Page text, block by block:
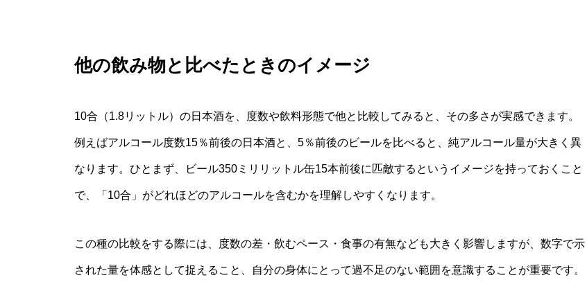
他の飲み物と比べたときのイメージ
10合（1.8リットル）の日本酒を、度数や飲料形態で他と比較してみると、その多さが実感できます。
例えばアルコール度数15％前後の日本酒と、5％前後のビールを比べると、純アルコール量が大きく異
なります。ひとまず、ビール350ミリリットル缶15本前後に匹敵するというイメージを持っておくこと
で、「10合」がどれほどのアルコールを含むかを理解しやすくなります。
この種の比較をする際には、度数の差・飲むペース・食事の有無なども大きく影響しますが、数字で示
された量を体感として捉えること、自分の身体にとって過不足のない範囲を意識することが重要です。